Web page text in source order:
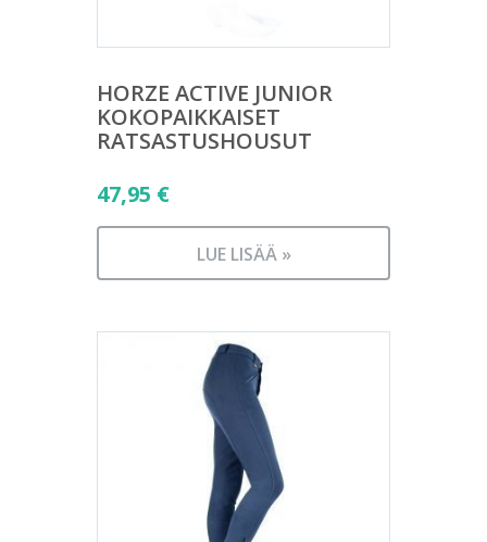
HORZE ACTIVE JUNIOR
KOKOPAIKKAISET
RATSASTUSHOUSUT
47,95 €
LUE LISÄÄ »